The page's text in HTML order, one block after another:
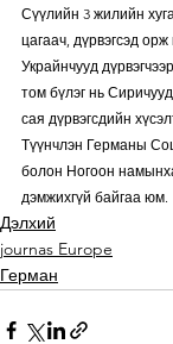
Сүүлийн 3 жилийн
цагаач, дүрвэгсэд
Украйнчууд
том бүлэг нь
сая дүрвэгсдийн
Түүнчлэн Германы
болон Ногоон
дэмжихгүй байгаа юм.
Дэлхий
journas Europe
Герман